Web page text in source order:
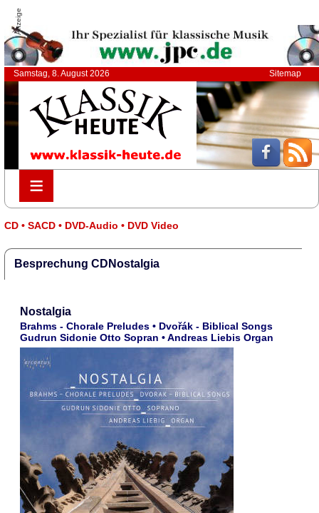
Anzeige
Samstag, 8. August 2026 Sitemap
≡
≡
CD • SACD • DVD-Audio • DVD Video
Besprechung CDNostalgia
Nostalgia
Brahms - Chorale Preludes • Dvořák - Biblical Songs
Gudrun Sidonie Otto Sopran • Andreas Liebis Organ